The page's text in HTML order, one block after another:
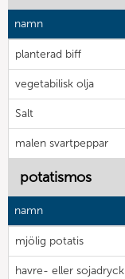
namn
planterad biff
vegetabilisk olja
Salt
malen svartpeppar
potatismos
namn
mjölig potatis
havre- eller sojadryck